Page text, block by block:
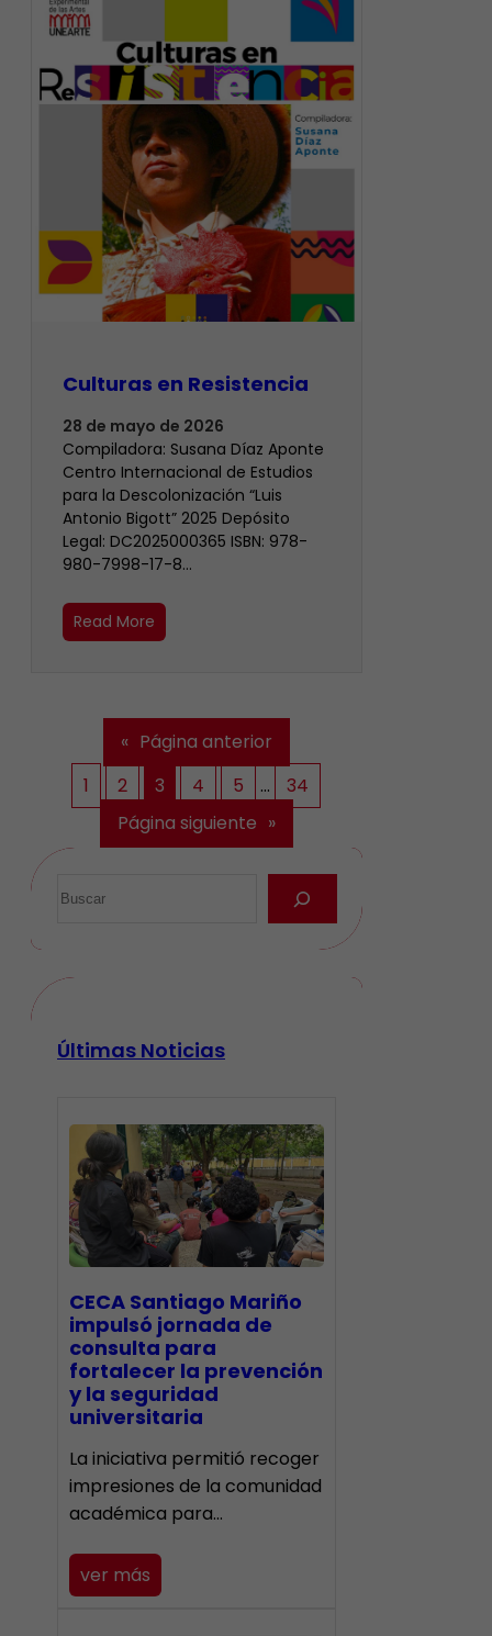
Culturas en Resistencia
28 de mayo de 2026
Compiladora: Susana Díaz Aponte
Centro Internacional de Estudios
para la Descolonización “Luis
Antonio Bigott” 2025 Depósito
Legal: DC2025000365 ISBN: 978-
980-7998-17-8…
Read More
« Página anterior
1
2 3 4 5 …
34
Página siguiente »
Últimas Noticias
CECA Santiago Mariño
impulsó jornada de
consulta para
fortalecer la prevención
y la seguridad
universitaria
La iniciativa permitió recoger
impresiones de la comunidad
académica para…
ver más